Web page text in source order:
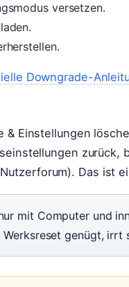
versetzen.
Downgrade-
& Einstellungen
zurück,
Das ist
mit Computer und
Werksreset genügt,